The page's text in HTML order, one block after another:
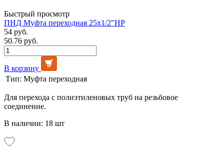
Быстрый просмотр
ПНД Муфта переходная 25х1/2"НР
54 руб.
50.76 руб.
В корзину
Тип: Муфта переходная
Для перехода с полиэтиленовых труб на резьбовое
соединение.
В наличии: 18 шт